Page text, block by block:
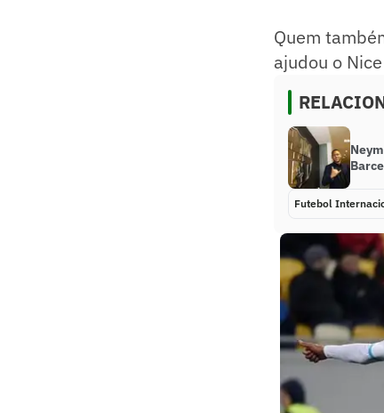
Quem
ajudou o
Futebol